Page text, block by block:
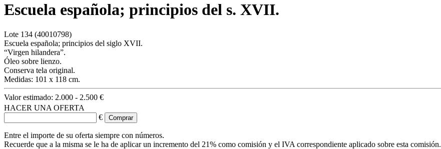
Escuela española; principios del s. XVII.
Lote 134 (40010798)
Escuela española; principios del siglo XVII.
“Virgen hilandera”.
Óleo sobre lienzo.
Conserva tela original.
Medidas: 101 x 118 cm.
Valor estimado: 2.000 - 2.500 €
HACER UNA OFERTA
€
Entre el importe de su oferta siempre con números.
Recuerde que a la misma se le ha de aplicar un incremento del 21% como comisión y el IVA correspondiente aplicado sobre esta comisión.